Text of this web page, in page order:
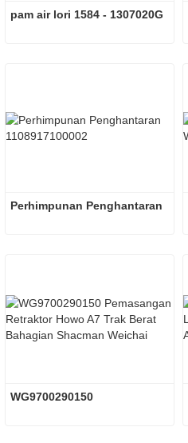
pam air lori 1584 - 1307020G
Perhimpunan Penghantaran
WG9700290150